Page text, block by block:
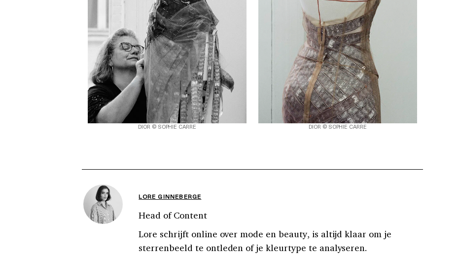
DIOR © SOPHIE CARRE DIOR © SOPHIE CARRE
LORE GINNEBERGE
Head of Content
Lore schrijft online over mode en beauty, is altijd klaar om je
sterrenbeeld te ontleden of je kleurtype te analyseren.